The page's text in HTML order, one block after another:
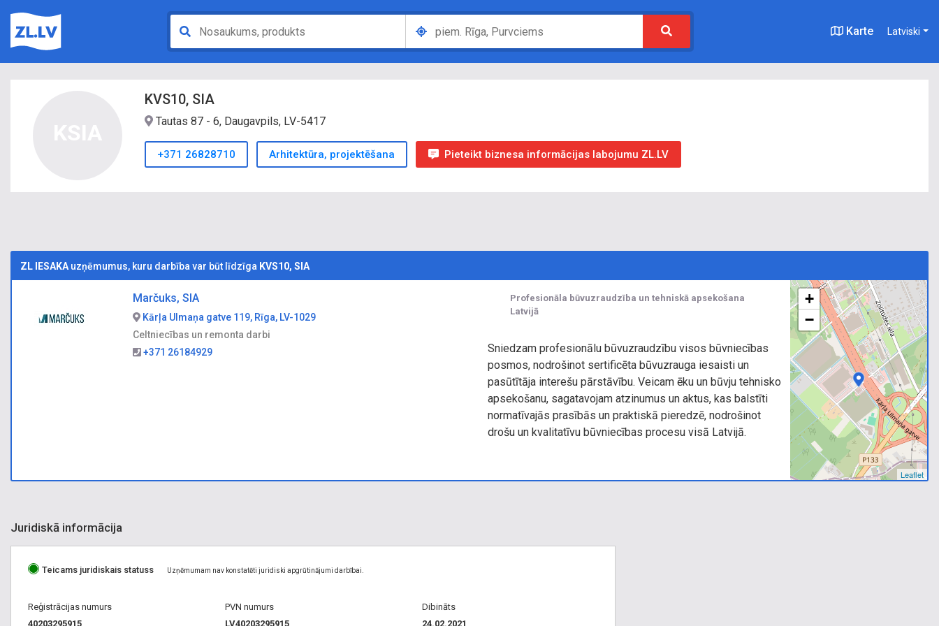
Karte Latviski
KVS10, SIA
Tautas 87 - 6, Daugavpils, LV-5417
+371 26828710 Arhitektūra, projektēšana Pieteikt biznesa informācijas labojumu ZL.LV
ZL IESAKA uzņēmumus, kuru darbība var būt līdzīga KVS10, SIA
Marčuks, SIA
Kārļa Ulmaņa gatve 119, Rīga, LV-1029
Celtniecības un remonta darbi
+371 26184929
Profesionāla būvuzraudzība un tehniskā apsekošana
Latvijā
Sniedzam profesionālu būvuzraudzību visos būvniecības
posmos, nodrošinot sertificēta būvuzrauga iesaisti un
pasūtītāja interešu pārstāvību. Veicam ēku un būvju tehnisko
apsekošanu, sagatavojam atzinumus un aktus, kas balstīti
normatīvajās prasībās un praktiskā pieredzē, nodrošinot
drošu un kvalitatīvu būvniecības procesu visā Latvijā.
+
−
Leaflet
Juridiskā informācija
Teicams juridiskais statuss Uzņēmumam nav konstatēti juridiski apgrūtinājumi darbībai.
Reģistrācijas numurs
40203295915
PVN numurs
LV40203295915
Dibināts
24.02.2021